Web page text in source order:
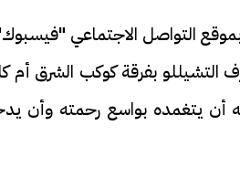
التواصل الاجتماعي "فيسبوك":ى
بفرقة كوكب الشرق أم
أن يتغمده بواسع رحمته